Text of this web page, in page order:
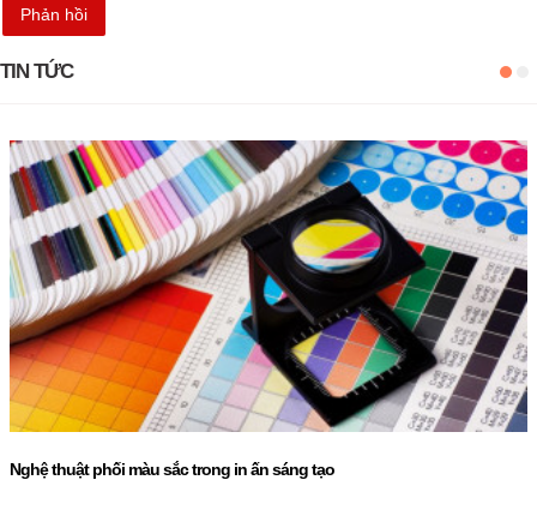
TIN TỨC
Nghệ thuật phối màu sắc trong in ấn sáng tạo